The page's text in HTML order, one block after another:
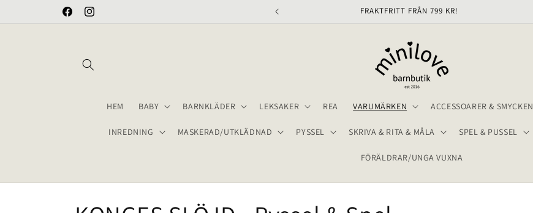
FacebookInstagram
FRAKTFRITT FRÅN 799 KR!
HEM BABY BARNKLÄDER LEKSAKER REA VARUMÄRKEN ACCESSOARER & SMYCKEN
INREDNING MASKERAD/UTKLÄDNAD PYSSEL SKRIVA & RITA & MÅLA SPEL & PUSSEL
FÖRÄLDRAR/UNGA VUXNA